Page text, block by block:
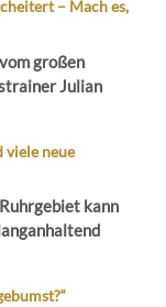
– Mach es,
großen
Julian
viele neue
kann